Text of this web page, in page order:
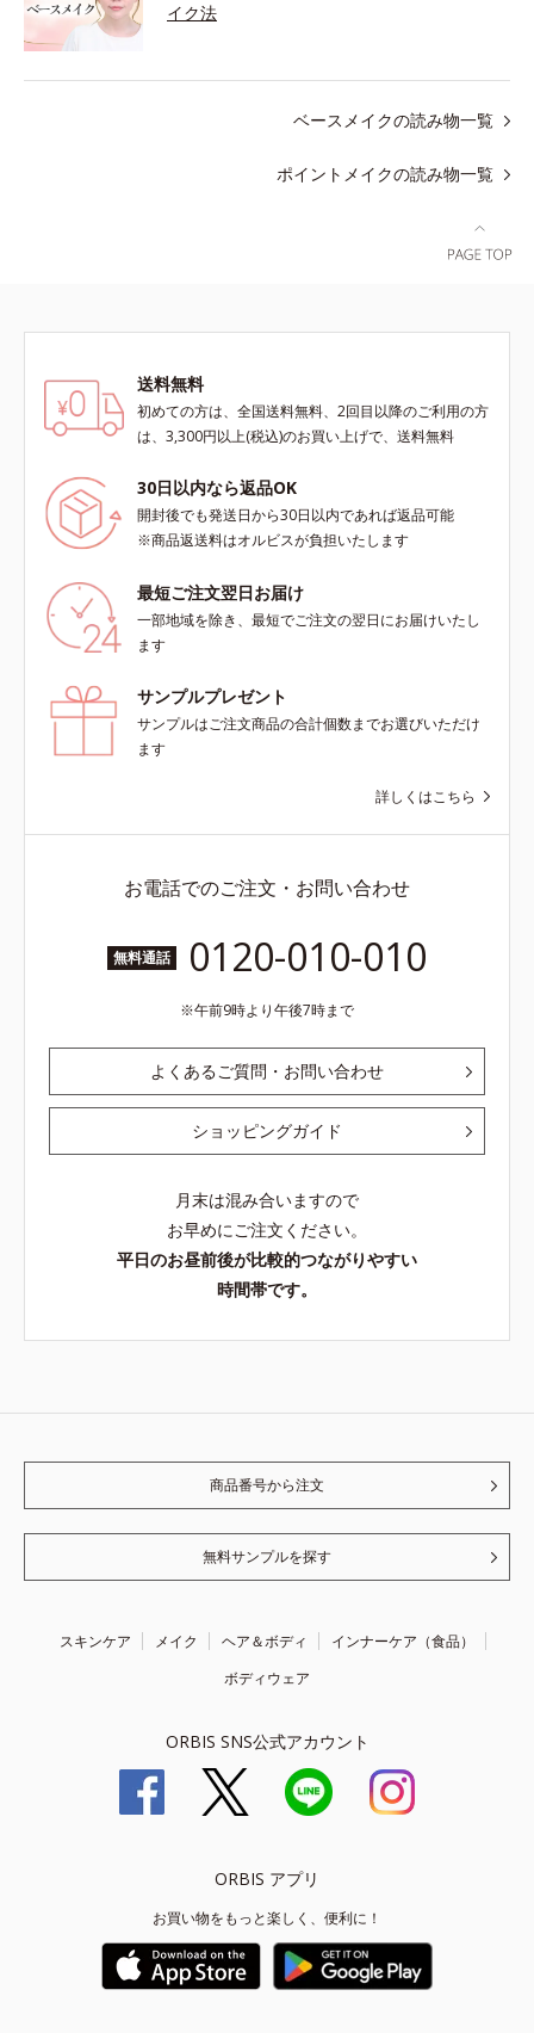
イク法
ベースメイクの読み物一覧
ポイントメイクの読み物一覧
送料無料
初めての方は、全国送料無料、2回目以降のご利用の方
は、3,300円以上(税込)のお買い上げで、送料無料
30日以内なら返品OK
開封後でも発送日から30日以内であれば返品可能
※商品返送料はオルビスが負担いたします
最短ご注文翌日お届け
一部地域を除き、最短でご注文の翌日にお届けいたし
ます
サンプルプレゼント
サンプルはご注文商品の合計個数までお選びいただけ
ます
詳しくはこちら
お電話でのご注文・お問い合わせ
無料通話 0120-010-010
午前9時より午後7時まで
よくあるご質問・お問い合わせ
ショッピングガイド
月末は混み合いますので
お早めにご注文ください。
平日のお昼前後が比較的つながりやすい
時間帯です。
商品番号から注文
無料サンプルを探す
スキンケア メイク ヘア＆ボディ
インナーケア（食品）
ボディウェア
ORBIS SNS公式アカウント
ORBIS アプリ
お買い物をもっと楽しく、便利に！